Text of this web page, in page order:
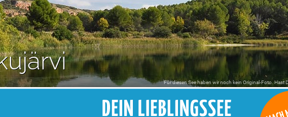
Für diesen See haben wir noch kein Original-Foto.